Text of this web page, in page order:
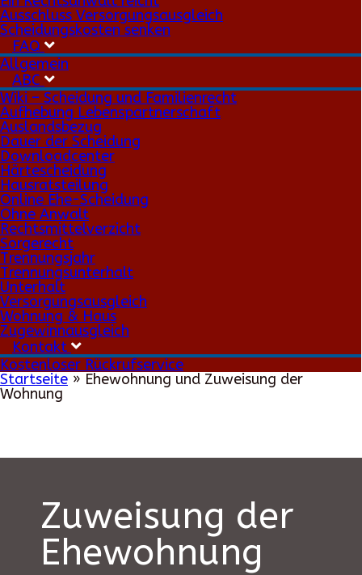
Ausschluss Versorgungsausgleich
Scheidungskosten senken
FAQ
Allgemein
ABC
Wiki – Scheidung und Familienrecht
Aufhebung Lebenspartnerschaft
Auslandsbezug
Dauer der Scheidung
Downloadcenter
Härtescheidung
Hausratsteilung
Online Ehe-Scheidung
Ohne Anwalt
Rechtsmittelverzicht
Sorgerecht
Trennungsjahr
Trennungsunterhalt
Unterhalt
Versorgungsausgleich
Wohnung & Haus
Zugewinnausgleich
Kontakt
Kostenloser Rückrufservice
Startseite » Ehewohnung und Zuweisung der
Wohnung
Zuweisung der
Ehewohnung